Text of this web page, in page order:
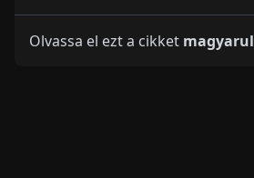
Olvassa el ezt a cikket magyarul